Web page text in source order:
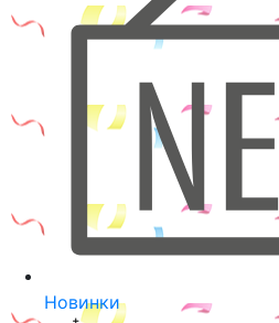
Новинки